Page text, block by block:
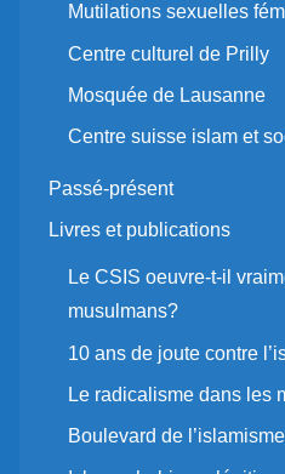
Mutilations sexuelles
Centre culturel de Prilly
Mosquée de Lausanne
Centre suisse islam et
Passé-présent
Livres et publications
Le CSIS oeuvre-t-il
musulmans?
10 ans de joute contre
Le radicalisme dans les
Boulevard de l’islamisme